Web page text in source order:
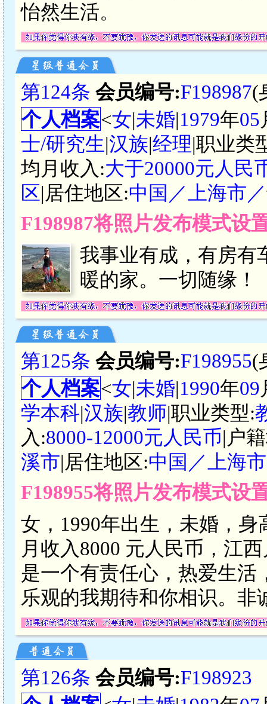
怡然生活。
第124条 会员编号:F198987(
个人档案<女|未婚|1979年05
士/研究生|汉族|经理|职业类
均月收入:大于20000元人民
区|居住地区:中国／上海市
F198987将照片发布模式设
我事业有成，有房有
暖的家。一切随缘！
第125条 会员编号:F198955(
个人档案<女|未婚|1990年09
学本科|汉族|教师|职业类型:
入:8000-12000元人民币|户
溪市|居住地区:中国／上海
F198955将照片发布模式设
女，1990年出生，未婚，
月收入8000 元人民币，江
是一个有责任心，热爱生活
乐观的我期待和你相识。
第126条 会员编号:F198923